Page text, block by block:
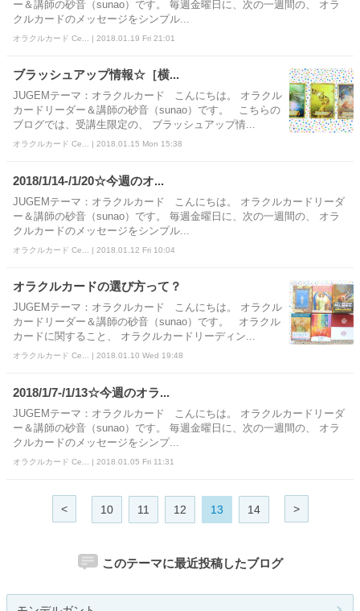
ー＆講師の砂音（sunao）です。 毎週金曜日に、次の一週間の、 オラ
クルカードのメッセージをシンプル...
オラクルカード Ce... | 2018.01.19 Fri 21:01
ブラッシュアップ情報☆［横...
JUGEMテーマ：オラクルカード こんにちは。 オラクル
カードリーダー＆講師の砂音（sunao）です。 こちらの
ブログでは、受講生限定の、 ブラッシュアップ情...
オラクルカード Ce... | 2018.01.15 Mon 15:38
2018/1/14-/1/20☆今週のオ...
JUGEMテーマ：オラクルカード こんにちは。 オラクルカードリーダ
ー＆講師の砂音（sunao）です。 毎週金曜日に、次の一週間の、 オラ
クルカードのメッセージをシンプル...
オラクルカード Ce... | 2018.01.12 Fri 10:04
オラクルカードの選び方って？
JUGEMテーマ：オラクルカード こんにちは。 オラクル
カードリーダー＆講師の砂音（sunao）です。 オラクル
カードに関すること、 オラクルカードリーディン...
オラクルカード Ce... | 2018.01.10 Wed 19:48
2018/1/7-/1/13☆今週のオラ...
JUGEMテーマ：オラクルカード こんにちは。 オラクルカードリーダ
ー＆講師の砂音（sunao）です。 毎週金曜日に、次の一週間の、 オラ
クルカードのメッセージをシンプ...
オラクルカード Ce... | 2018.01.05 Fri 11:31
< 10 11 12 13 14 >
このテーマに最近投稿したブログ